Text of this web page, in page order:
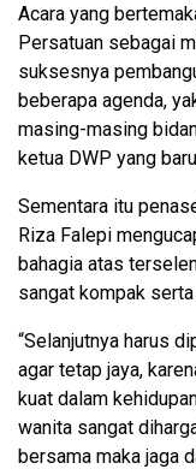
Acara yang
Persatuan sebagai
suksesnya
beberapa agenda,
masing-masing
ketua DWP yang
Sementara itu
Riza Falepi
bahagia atas
sangat kompak serta
“Selanjutnya harus
agar tetap jaya,
kuat dalam
wanita sangat
bersama maka jaga